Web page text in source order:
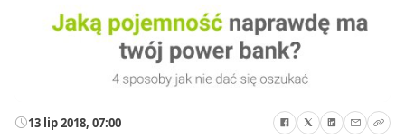
13 lip 2018, 07:00